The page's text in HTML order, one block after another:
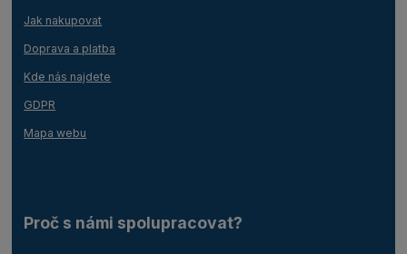
Jak nakupovat
Doprava a platba
Kde nás najdete
GDPR
Mapa webu
Proč s námi spolupracovat?